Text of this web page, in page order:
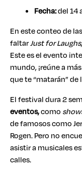
Fecha:del 14
En este conteo de
faltarJust for Laughs
Este es el evento
mundo, ¡reúne a
que te “matarán” de
El festival dura 2
eventos,como
de famosos como
Rogen. Pero no
asistir a musicales
calles.